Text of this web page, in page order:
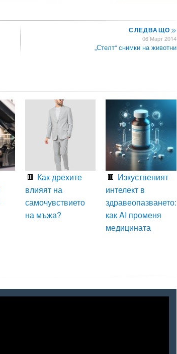
СЛЕДВАЩО>>
06 Март 2014
„Стелт“ снимки на животни
Как дрехите
влияят на
самочувствието
на мъжа?
Изкуственият
интелект в
здравеопазването:
как AI променя
медицината